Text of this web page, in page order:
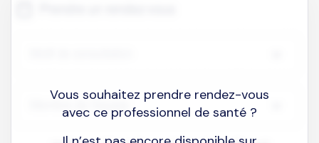
Vous souhaitez prendre rendez-vous
avec ce professionnel de santé ?